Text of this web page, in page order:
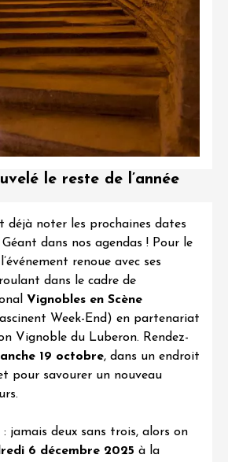
le reste de l’année
déjà noter les prochaines dates
dans nos agendas ! Pour le
renoue avec ses
dans le cadre de
Vignobles en Scène
Week-End) en partenariat
Vignoble du Luberon. Rendez-
19 octobre, dans un endroit
pour savourer un nouveau
jamais deux sans trois, alors on
6 décembre 2025 à la